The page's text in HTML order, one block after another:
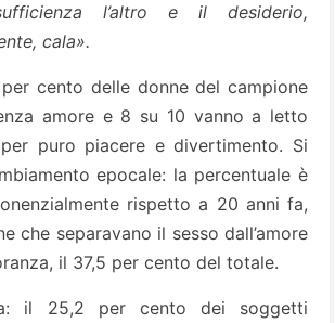
l’altro e il desiderio,
cala».
cento delle donne del campione
amore e 8 su 10 vanno a letto
puro piacere e divertimento. Si
epocale: la percentuale è
rispetto a 20 anni fa,
che separavano il sesso dall’amore
il 37,5 per cento del totale.
il 25,2 per cento dei soggetti